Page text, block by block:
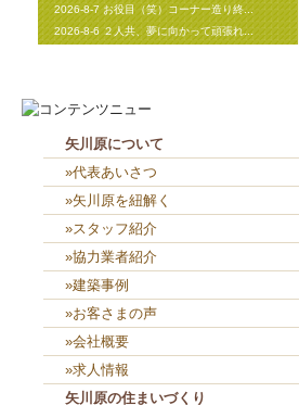
2026-8-7お役目（笑）コーナー造り終...
2026-8-6２人共、夢に向かって頑張れ...
矢川原について
»代表あいさつ
»矢川原を紐解く
»スタッフ紹介
»協力業者紹介
»建築事例
»お客さまの声
»会社概要
»求人情報
矢川原の住まいづくり